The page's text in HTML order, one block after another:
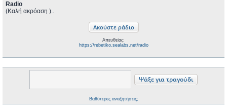
Radio
(Καλή ακρόαση )..
Απευθείας:
https://rebetiko.sealabs.net/radio
Βαθύτερες αναζητήσεις;